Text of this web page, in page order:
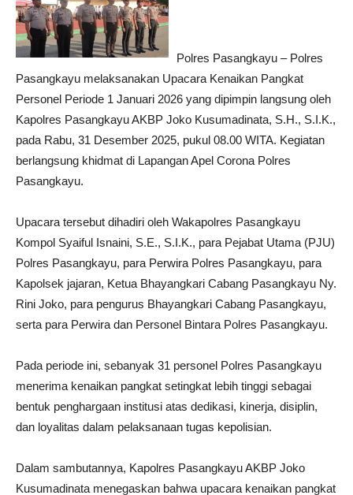
Polres Pasangkayu – Polres
Pasangkayu melaksanakan Upacara Kenaikan Pangkat
Personel Periode 1 Januari 2026 yang dipimpin langsung oleh
Kapolres Pasangkayu AKBP Joko Kusumadinata, S.H., S.I.K.,
pada Rabu, 31 Desember 2025, pukul 08.00 WITA. Kegiatan
berlangsung khidmat di Lapangan Apel Corona Polres
Pasangkayu.
Upacara tersebut dihadiri oleh Wakapolres Pasangkayu
Kompol Syaiful Isnaini, S.E., S.I.K., para Pejabat Utama (PJU)
Polres Pasangkayu, para Perwira Polres Pasangkayu, para
Kapolsek jajaran, Ketua Bhayangkari Cabang Pasangkayu Ny.
Rini Joko, para pengurus Bhayangkari Cabang Pasangkayu,
serta para Perwira dan Personel Bintara Polres Pasangkayu.
Pada periode ini, sebanyak 31 personel Polres Pasangkayu
menerima kenaikan pangkat setingkat lebih tinggi sebagai
bentuk penghargaan institusi atas dedikasi, kinerja, disiplin,
dan loyalitas dalam pelaksanaan tugas kepolisian.
Dalam sambutannya, Kapolres Pasangkayu AKBP Joko
Kusumadinata menegaskan bahwa upacara kenaikan pangkat